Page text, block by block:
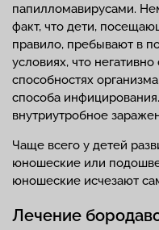
папилломавирусами.
факт, что дети,
правило, пребывают в
условиях, что
способностях
способа
внутриутробное
Чаще всего у детей
юношеские или
юношеские исчезают
Лечение